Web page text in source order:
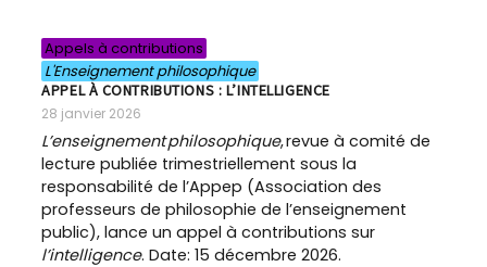
Appels à contributions
L'Enseignement philosophique
APPEL À CONTRIBUTIONS : L’INTELLIGENCE
28 janvier 2026
L’enseignement philosophique, revue à comité de
lecture publiée trimestriellement sous la
responsabilité de l’Appep (Association des
professeurs de philosophie de l’enseignement
public), lance un appel à contributions sur
l’intelligence. Date: 15 décembre 2026.